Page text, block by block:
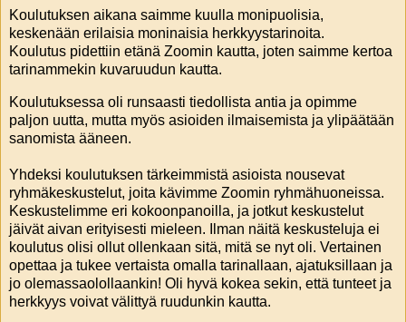
Koulutuksen aikana saimme kuulla monipuolisia,
keskenään erilaisia moninaisia herkkyystarinoita.
Koulutus pidettiin etänä Zoomin kautta, joten saimme kertoa
tarinammekin kuvaruudun kautta.
Koulutuksessa oli runsaasti tiedollista antia ja opimme
paljon uutta, mutta myös asioiden ilmaisemista ja ylipäätään
sanomista ääneen.
Yhdeksi koulutuksen tärkeimmistä asioista nousevat
ryhmäkeskustelut, joita kävimme Zoomin ryhmähuoneissa.
Keskustelimme eri kokoonpanoilla, ja jotkut keskustelut
jäivät aivan erityisesti mieleen. Ilman näitä keskusteluja ei
koulutus olisi ollut ollenkaan sitä, mitä se nyt oli. Vertainen
opettaa ja tukee vertaista omalla tarinallaan, ajatuksillaan ja
jo olemassaolollaankin! Oli hyvä kokea sekin, että tunteet ja
herkkyys voivat välittyä ruudunkin kautta.